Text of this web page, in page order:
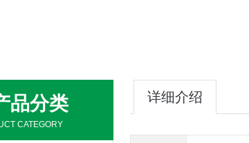
品分类
CATEGORY
详细介绍